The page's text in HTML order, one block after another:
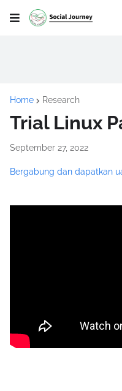
Home Research
Trial Linux
September 27, 2022
Bergabung dan dapatkan